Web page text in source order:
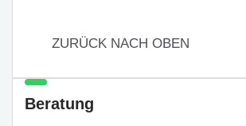
ZURÜCK NACH OBEN
Beratung